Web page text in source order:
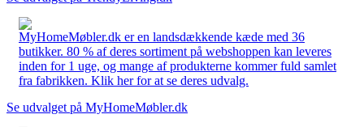
MyHomeMøbler.dk er en landsdækkende kæde med 36
butikker. 80 % af deres sortiment på webshoppen kan leveres
inden for 1 uge, og mange af produkterne kommer fuld samlet
fra fabrikken. Klik her for at se deres udvalg.
Se udvalget på MyHomeMøbler.dk